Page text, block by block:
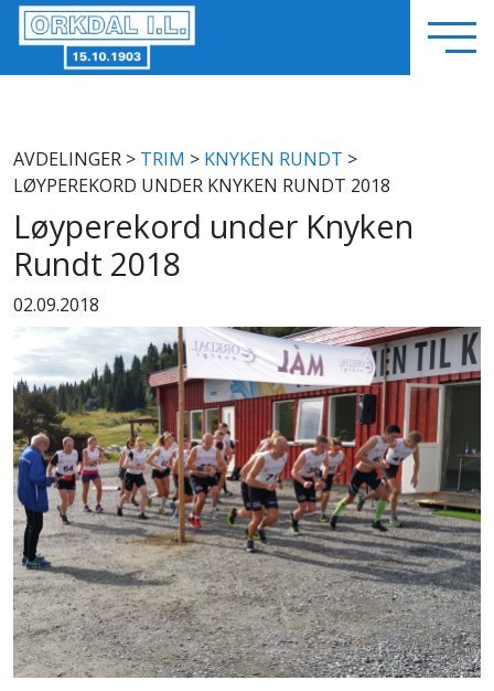
AVDELINGER > TRIM > KNYKEN RUNDT >
LØYPEREKORD UNDER KNYKEN RUNDT 2018
Løyperekord under Knyken
Rundt 2018
02.09.2018